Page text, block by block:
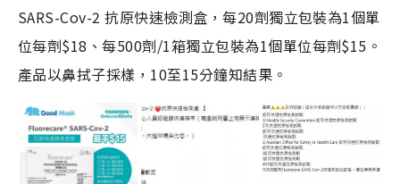
SARS-Cov-2 抗原快速檢測盒，每20劑獨立包裝為1個單
位每劑$18、每500劑/1箱獨立包裝為1個單位每劑$15。
產品以鼻拭子採樣，10至15分鐘知結果。